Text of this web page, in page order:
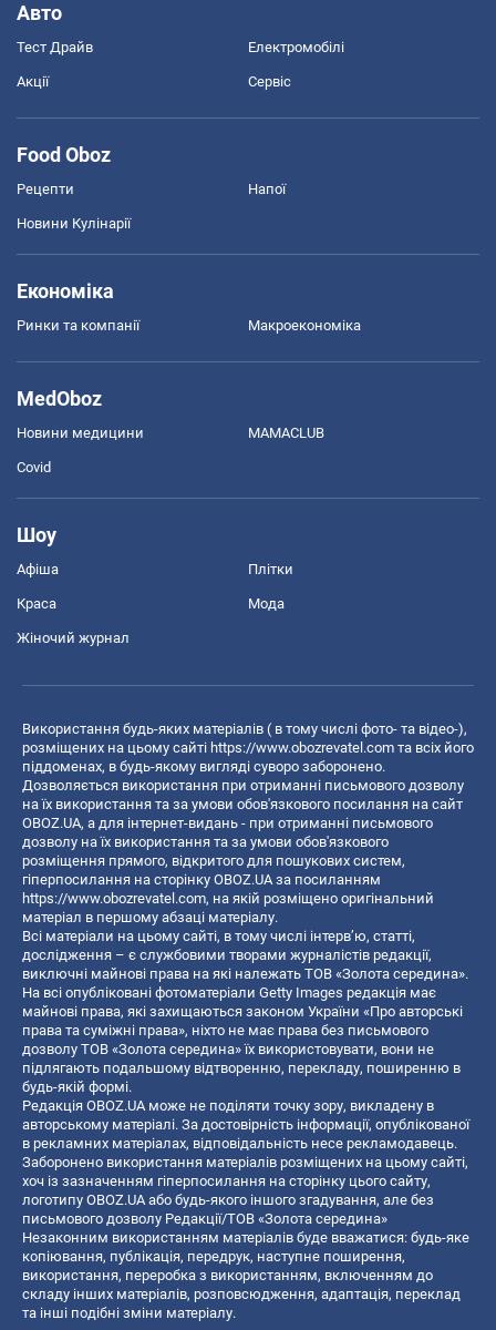
Авто
Тест Драйв Електромобілі
Акції Сервіс
Food Oboz
Рецепти Напої
Новини Кулінарії
Економіка
Ринки та компанії Макроекономіка
MedOboz
Новини медицини MAMACLUB
Covid
Шоу
Афіша Плітки
Краса Мода
Жіночий журнал
Використання будь-яких матеріалів ( в тому числі фото- та відео-),
розміщених на цьому сайті https://www.obozrevatel.com та всіх його
піддоменах, в будь-якому вигляді суворо заборонено.
Дозволяється використання при отриманні письмового дозволу
на їх використання та за умови обов'язкового посилання на сайт
OBOZ.UA, а для інтернет-видань - при отриманні письмового
дозволу на їх використання та за умови обов'язкового
розміщення прямого, відкритого для пошукових систем,
гіперпосилання на сторінку OBOZ.UA за посиланням
https://www.obozrevatel.com, на якій розміщено оригінальний
матеріал в першому абзаці матеріалу.
Всі матеріали на цьому сайті, в тому числі інтерв’ю, статті,
дослідження – є службовими творами журналістів редакції,
виключні майнові права на які належать ТОВ «Золота середина».
На всі опубліковані фотоматеріали Getty Images редакція має
майнові права, які захищаються законом України «Про авторські
права та суміжні права», ніхто не має права без письмового
дозволу ТОВ «Золота середина» їх використовувати, вони не
підлягають подальшому відтворенню, перекладу, поширенню в
будь-якій формі.
Редакція OBOZ.UA може не поділяти точку зору, викладену в
авторському матеріалі. За достовірність інформації, опублікованої
в рекламних матеріалах, відповідальність несе рекламодавець.
Заборонено використання матеріалів розміщених на цьому сайті,
хоч із зазначенням гіперпосилання на сторінку цього сайту,
логотипу OBOZ.UA або будь-якого іншого згадування, але без
письмового дозволу Редакції/ТОВ «Золота середина»
Незаконним використанням матеріалів буде вважатися: будь-яке
копiювання, публiкацiя, передрук, наступне поширення,
використання, переробка з використанням, включенням до
складу інших матеріалів, розповсюдження, адаптація, переклад
та інші подібні зміни матеріалу.